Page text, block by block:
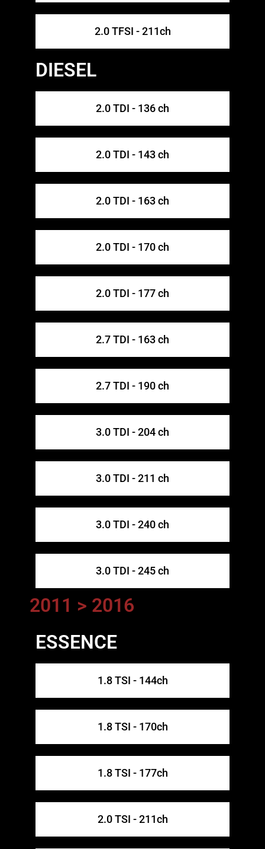
2.0 TFSI - 211ch
DIESEL
2.0 TDI - 136 ch
2.0 TDI - 143 ch
2.0 TDI - 163 ch
2.0 TDI - 170 ch
2.0 TDI - 177 ch
2.7 TDI - 163 ch
2.7 TDI - 190 ch
3.0 TDI - 204 ch
3.0 TDI - 211 ch
3.0 TDI - 240 ch
3.0 TDI - 245 ch
2011 > 2016
ESSENCE
1.8 TSI - 144ch
1.8 TSI - 170ch
1.8 TSI - 177ch
2.0 TSI - 211ch